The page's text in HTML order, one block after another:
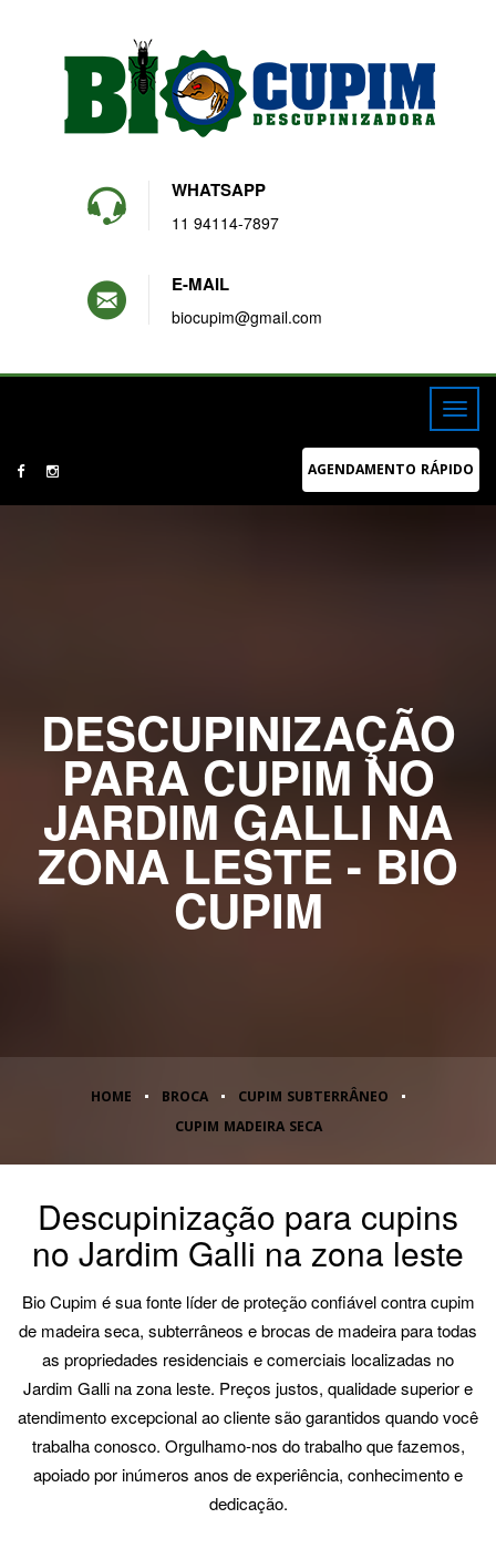
WHATSAPP
11 94114-7897
E-MAIL
biocupim@gmail.com
AGENDAMENTO RÁPIDO
DESCUPINIZAÇÃO
PARA CUPIM NO
JARDIM GALLI NA
ZONA LESTE - BIO
CUPIM
HOME BROCA
CUPIM SUBTERRÂNEO
CUPIM MADEIRA SECA
Descupinização para cupins
no Jardim Galli na zona leste
Bio Cupim é sua fonte líder de proteção confiável contra cupim
de madeira seca, subterrâneos e brocas de madeira para todas
as propriedades residenciais e comerciais localizadas no
Jardim Galli na zona leste. Preços justos, qualidade superior e
atendimento excepcional ao cliente são garantidos quando você
trabalha conosco. Orgulhamo-nos do trabalho que fazemos,
apoiado por inúmeros anos de experiência, conhecimento e
dedicação.